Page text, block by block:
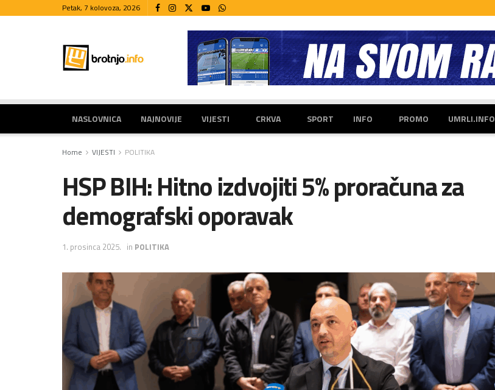
Petak, 7 kolovoza, 2026
NASLOVNICA NAJNOVIJE VIJESTI CRKVA SPORT INFO PROMO UMRLI.INFO
Home VIJESTI POLITIKA
HSP BIH: Hitno izdvojiti 5% proračuna za
demografski oporavak
1. prosinca 2025. in POLITIKA